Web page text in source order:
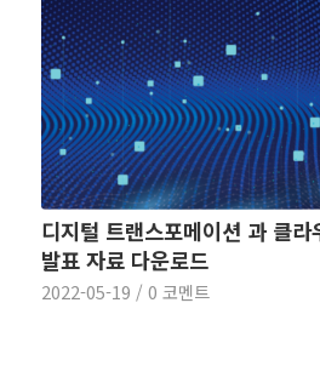
디지털 트랜스포메이션 과 클
발표 자료 다운로드
2022-05-19 / 0 코멘트